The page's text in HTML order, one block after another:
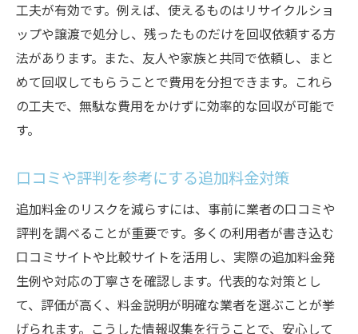
工夫が有効です。例えば、使えるものはリサイクルショ
ップや譲渡で処分し、残ったものだけを回収依頼する方
法があります。また、友人や家族と共同で依頼し、まと
めて回収してもらうことで費用を分担できます。これら
の工夫で、無駄な費用をかけずに効率的な回収が可能で
す。
口コミや評判を参考にする追加料金対策
追加料金のリスクを減らすには、事前に業者の口コミや
評判を調べることが重要です。多くの利用者が書き込む
口コミサイトや比較サイトを活用し、実際の追加料金発
生例や対応の丁寧さを確認します。代表的な対策とし
て、評価が高く、料金説明が明確な業者を選ぶことが挙